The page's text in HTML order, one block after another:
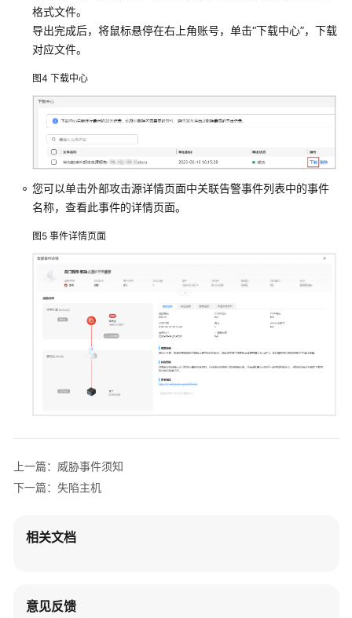
Metadata
检
护
规
则
MSP
代
维
指
安
全
宝
典
胁
漏
格式文件。
导出完成后，将鼠标悬停在右上角账号，单击“下载中心”，下载
对应文件。
图4 下载中心
您可以单击外部攻击源详情页面中关联告警事件列表中的事件
名称，查看此事件的详情页面。
图5 事件详情页面
上一篇：威胁事件须知
下一篇：失陷主机
相关文档
意见反馈